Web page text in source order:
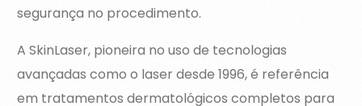
segurança no procedimento.
A SkinLaser, pioneira no uso de tecnologias
avançadas como o laser desde 1996, é referência
em tratamentos dermatológicos completos para